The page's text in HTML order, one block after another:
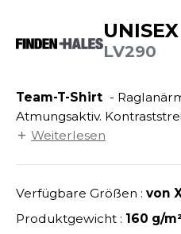
BLUSEN
PRODUKTE
SI ON L'APPELAIT FRANCIS
BY PROMODORO
HALES
VERANTWORTLICH
LV290
Team-T-Shirt
Atmungsaktiv.
von 5 cm. Reine Nähte
Weiterlesen
Verfügbare Größen : von
Produktgewicht : 160 g/